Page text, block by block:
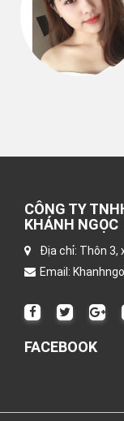
CÔNG TY
KHÁNH NGỌC
Địa chỉ: Thôn 3,
Email:
FACEBOOK